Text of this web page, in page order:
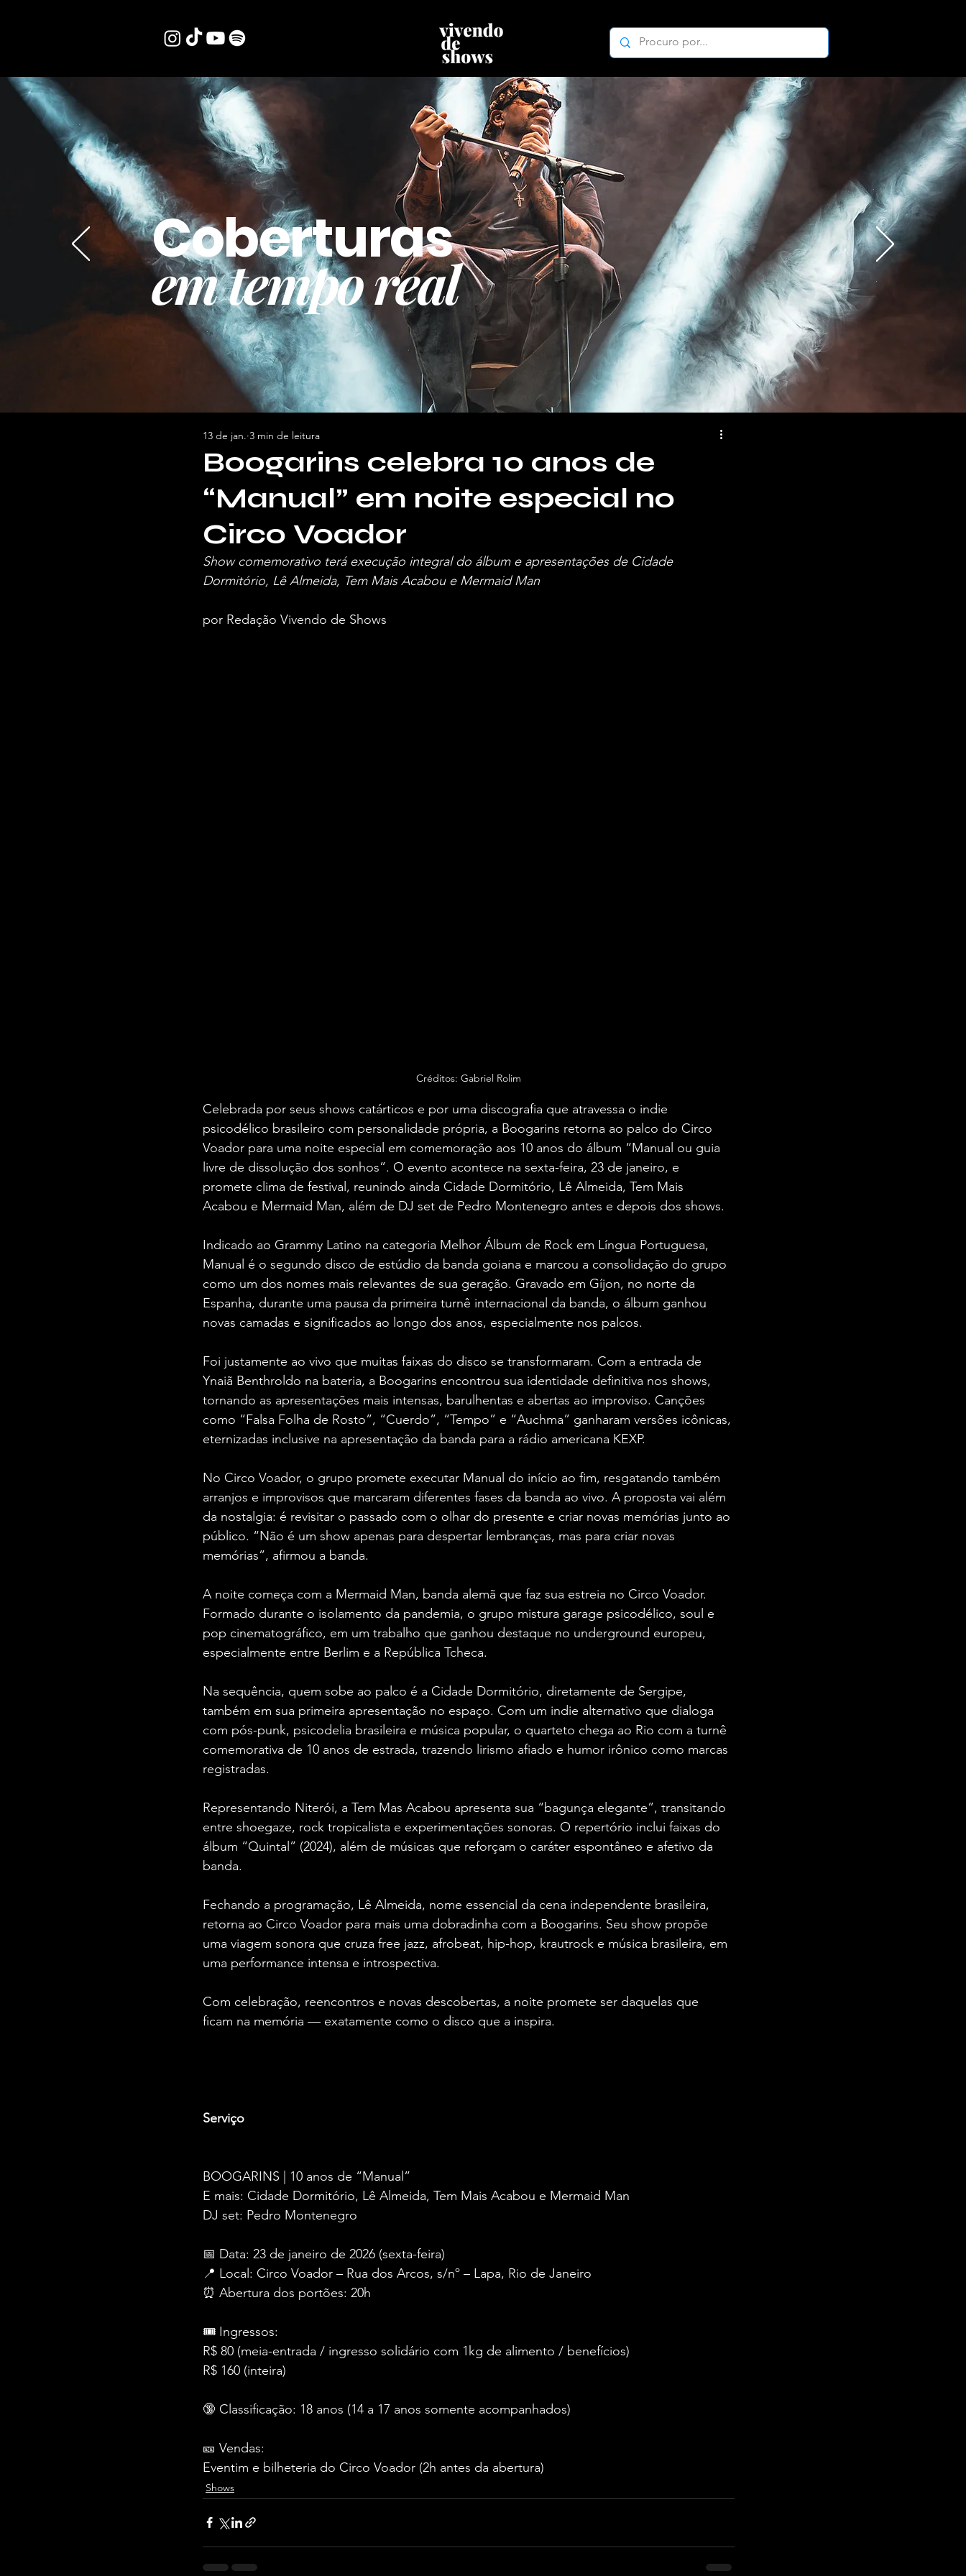
Coberturas
em tempo real
Boogarins celebra 10 anos de
“Manual” em noite especial no
Circo Voador
13 de jan. 3 min de leitura
Show comemorativo terá execução integral do álbum e apresentações de Cidade
Dormitório, Lê Almeida, Tem Mais Acabou e Mermaid Man
por Redação Vivendo de Shows
Créditos: Gabriel Rolim
Celebrada por seus shows catárticos e por uma discografia que atravessa o indie
psicodélico brasileiro com personalidade própria, a Boogarins retorna ao palco do Circo
Voador para uma noite especial em comemoração aos 10 anos do álbum “Manual ou guia
livre de dissolução dos sonhos”. O evento acontece na sexta-feira, 23 de janeiro, e
promete clima de festival, reunindo ainda Cidade Dormitório, Lê Almeida, Tem Mais
Acabou e Mermaid Man, além de DJ set de Pedro Montenegro antes e depois dos shows.
Indicado ao Grammy Latino na categoria Melhor Álbum de Rock em Língua Portuguesa,
Manual é o segundo disco de estúdio da banda goiana e marcou a consolidação do grupo
como um dos nomes mais relevantes de sua geração. Gravado em Gíjon, no norte da
Espanha, durante uma pausa da primeira turnê internacional da banda, o álbum ganhou
novas camadas e significados ao longo dos anos, especialmente nos palcos.
Foi justamente ao vivo que muitas faixas do disco se transformaram. Com a entrada de
Ynaiã Benthroldo na bateria, a Boogarins encontrou sua identidade definitiva nos shows,
tornando as apresentações mais intensas, barulhentas e abertas ao improviso. Canções
como “Falsa Folha de Rosto”, “Cuerdo”, “Tempo” e “Auchma” ganharam versões icônicas,
eternizadas inclusive na apresentação da banda para a rádio americana KEXP.
No Circo Voador, o grupo promete executar Manual do início ao fim, resgatando também
arranjos e improvisos que marcaram diferentes fases da banda ao vivo. A proposta vai além
da nostalgia: é revisitar o passado com o olhar do presente e criar novas memórias junto ao
público. “Não é um show apenas para despertar lembranças, mas para criar novas
memórias”, afirmou a banda.
A noite começa com a Mermaid Man, banda alemã que faz sua estreia no Circo Voador.
Formado durante o isolamento da pandemia, o grupo mistura garage psicodélico, soul e
pop cinematográfico, em um trabalho que ganhou destaque no underground europeu,
especialmente entre Berlim e a República Tcheca.
Na sequência, quem sobe ao palco é a Cidade Dormitório, diretamente de Sergipe,
também em sua primeira apresentação no espaço. Com um indie alternativo que dialoga
com pós-punk, psicodelia brasileira e música popular, o quarteto chega ao Rio com a turnê
comemorativa de 10 anos de estrada, trazendo lirismo afiado e humor irônico como marcas
registradas.
Representando Niterói, a Tem Mas Acabou apresenta sua “bagunça elegante”, transitando
entre shoegaze, rock tropicalista e experimentações sonoras. O repertório inclui faixas do
álbum “Quintal” (2024), além de músicas que reforçam o caráter espontâneo e afetivo da
banda.
Fechando a programação, Lê Almeida, nome essencial da cena independente brasileira,
retorna ao Circo Voador para mais uma dobradinha com a Boogarins. Seu show propõe
uma viagem sonora que cruza free jazz, afrobeat, hip-hop, krautrock e música brasileira, em
uma performance intensa e introspectiva.
Com celebração, reencontros e novas descobertas, a noite promete ser daquelas que
ficam na memória — exatamente como o disco que a inspira.
Serviço
BOOGARINS | 10 anos de “Manual”
E mais: Cidade Dormitório, Lê Almeida, Tem Mais Acabou e Mermaid Man
DJ set: Pedro Montenegro
📅 Data: 23 de janeiro de 2026 (sexta-feira)
📍 Local: Circo Voador – Rua dos Arcos, s/nº – Lapa, Rio de Janeiro
⏰ Abertura dos portões: 20h
🎟 Ingressos:
R$ 80 (meia-entrada / ingresso solidário com 1kg de alimento / benefícios)
R$ 160 (inteira)
🔞 Classificação: 18 anos (14 a 17 anos somente acompanhados)
🎫 Vendas:
Eventim e bilheteria do Circo Voador (2h antes da abertura)
Shows